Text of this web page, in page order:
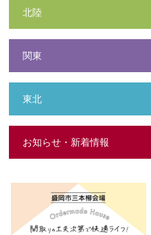
北陸
関東
東北
お知らせ・新着情報